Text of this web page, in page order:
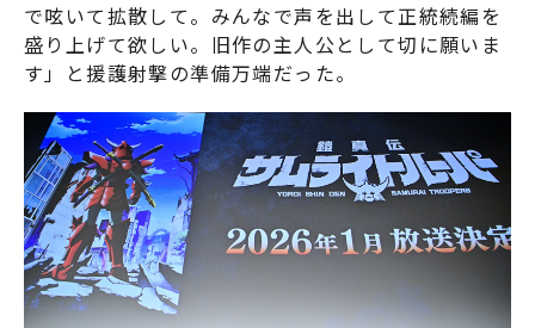
で呟いて拡散して。みんなで声を出して正統続編を
盛り上げて欲しい。旧作の主人公として切に願いま
す」と援護射撃の準備万端だった。